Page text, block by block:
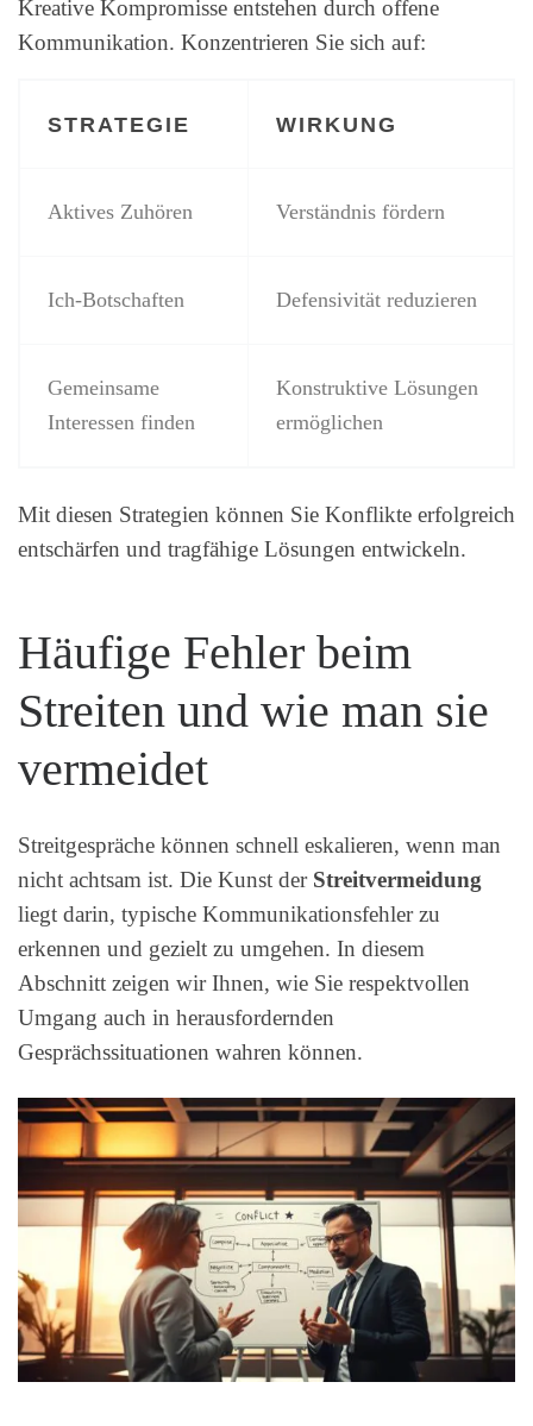
Kreative Kompromisse entstehen durch offene
Kommunikation. Konzentrieren Sie sich auf:
STRATEGIE WIRKUNG
Aktives Zuhören Verständnis fördern
Ich-Botschaften Defensivität reduzieren
Gemeinsame
Interessen finden
Konstruktive Lösungen
ermöglichen
Mit diesen Strategien können Sie Konflikte erfolgreich
entschärfen und tragfähige Lösungen entwickeln.
Häufige Fehler beim
Streiten und wie man sie
vermeidet
Streitgespräche können schnell eskalieren, wenn man
nicht achtsam ist. Die Kunst der Streitvermeidung
liegt darin, typische Kommunikationsfehler zu
erkennen und gezielt zu umgehen. In diesem
Abschnitt zeigen wir Ihnen, wie Sie respektvollen
Umgang auch in herausfordernden
Gesprächssituationen wahren können.